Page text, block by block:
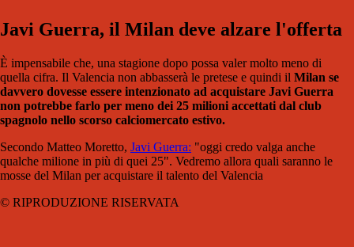
Javi Guerra, il Milan deve alzare l'offerta
È impensabile che, una stagione dopo possa valer molto meno di
quella cifra. Il Valencia non abbasserà le pretese e quindi il Milan se
davvero dovesse essere intenzionato ad acquistare Javi Guerra
non potrebbe farlo per meno dei 25 milioni accettati dal club
spagnolo nello scorso calciomercato estivo.
Secondo Matteo Moretto, Javi Guerra: "oggi credo valga anche
qualche milione in più di quei 25". Vedremo allora quali saranno le
mosse del Milan per acquistare il talento del Valencia
© RIPRODUZIONE RISERVATA